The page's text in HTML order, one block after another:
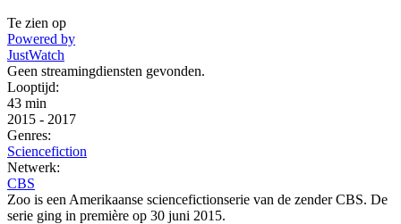
Te zien op
Powered by
JustWatch
Geen streamingdiensten gevonden.
Looptijd:
43 min
2015 - 2017
Genres:
Sciencefiction
Netwerk:
CBS
Zoo is een Amerikaanse sciencefictionserie van de zender CBS. De
serie ging in première op 30 juni 2015.